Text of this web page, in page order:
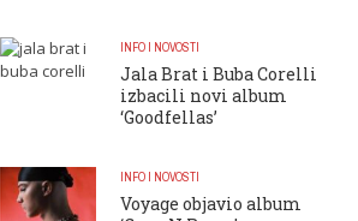
INFO I NOVOSTI
Jala Brat i Buba Corelli
izbacili novi album
‘Goodfellas’
INFO I NOVOSTI
Voyage objavio album